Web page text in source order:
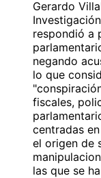
Gerardo
respondió a
negando
lo que
fiscales,
centradas
el origen de
las que se